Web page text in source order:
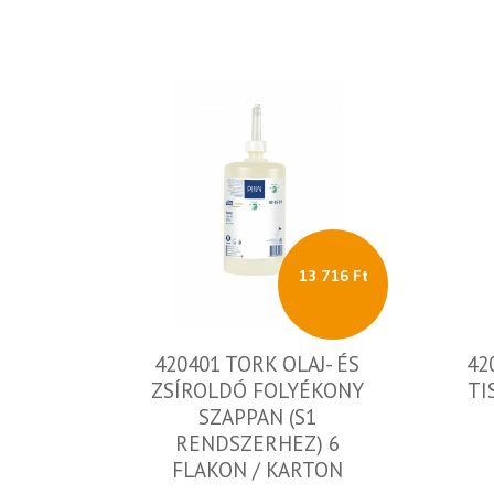
13 716 Ft
420401 TORK OLAJ- ÉS
ZSÍROLDÓ FOLYÉKONY
SZAPPAN (S1
RENDSZERHEZ) 6
FLAKON / KARTON